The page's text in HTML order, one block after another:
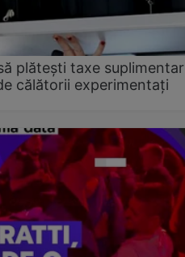
plătești taxe
călătorii experimentați